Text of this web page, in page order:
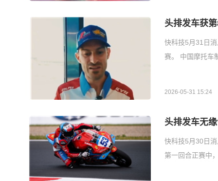
头排发车获
快科技5月31日
赛。 中国摩托车
2026-05-31 15:24
头排发车无
快科技5月30日
第一回合正赛中